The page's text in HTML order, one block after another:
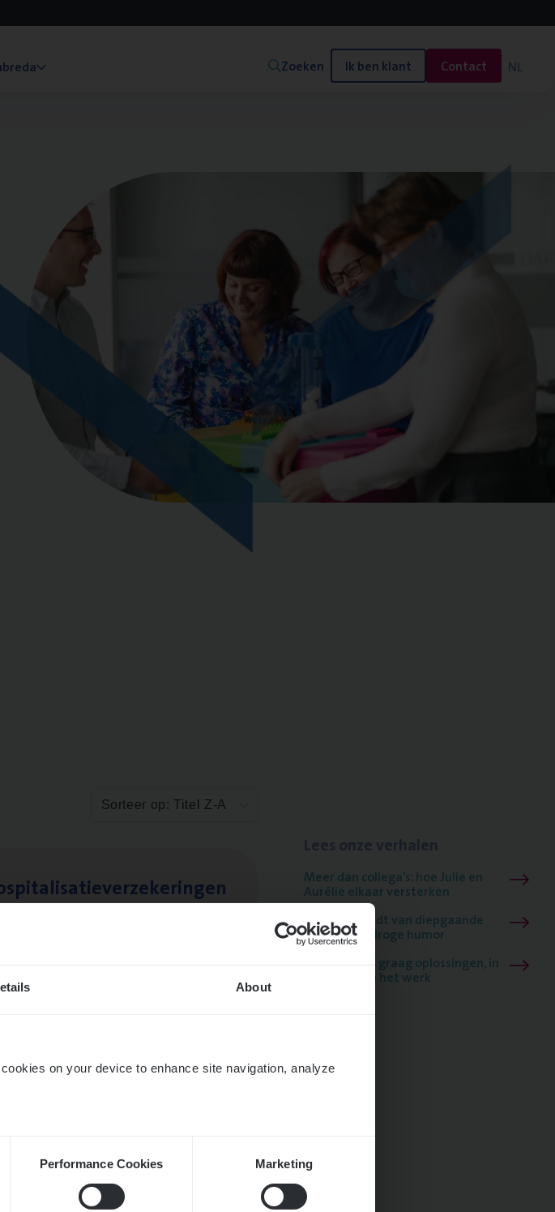
About
on your device to enhance site navigation, analyze
Performance Cookies Marketing
Zoeken Ik ben klant Contact NL
Sorteer op: Titel Z-A
Meer dan collega’s: hoe Julie en
Aurélie elkaar versterken
Mathias houdt van diepgaande
dossiers én droge humor
Thalia zoekt graag oplossingen, in
games én op het werk